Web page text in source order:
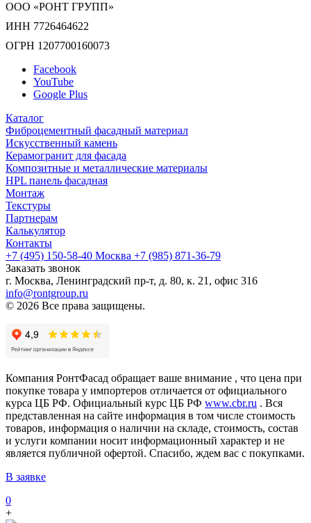
ООО «РОНТ ГРУПП»
ИНН 7726464622
ОГРН 1207700160073
Facebook
YouTube
Google Plus
Каталог
Фиброцементный фасадный материал
Искусственный камень
Керамогранит для фасада
Композитные и металлические материалы
HPL панель фасадная
Монтаж
Текстуры
Партнерам
Калькулятор
Контакты
+7 (495) 150-58-40 Москва +7 (985) 871-36-79
Заказать звонок
г. Москва, Ленинградский пр-т, д. 80, к. 21, офис 316
info@rontgroup.ru
© 2026 Все права защищены.
Компания РонтФасад обращает ваше внимание , что цена при
покупке товара у импортеров отличается от официального
курса ЦБ РФ. Официальный курс ЦБ РФ www.cbr.ru . Вся
представленная на сайте информация в том числе стоимость
товаров, информация о наличии на складе, стоимость, состав
и услуги компании носит информационный характер и не
является публичной офертой. Спасибо, ждем вас с покупками.
В заявке
0
+